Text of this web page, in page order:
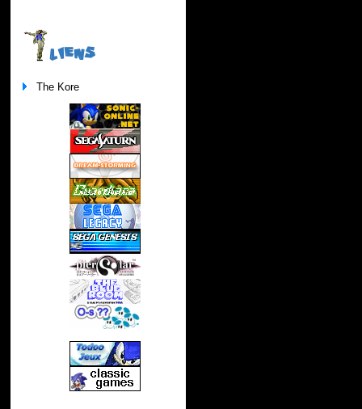
LIENS
The Kore